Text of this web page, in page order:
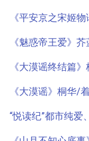
《平安京之宋姬
《魅惑帝王爱》
《大漠谣终结篇
《大漠谣》桐华/
“悦读纪”都市纯爱